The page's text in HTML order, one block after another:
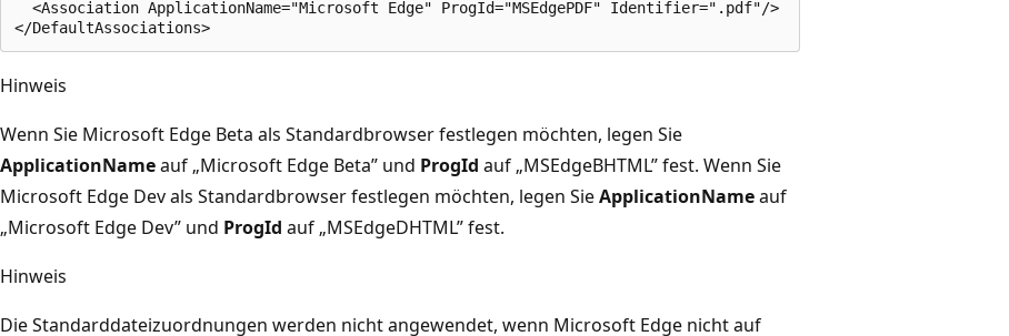
  <Association ApplicationName="Microsoft Edge" ProgId="MSEdgePDF" Identifier=".pdf"/>
Hinweis
Wenn Sie Microsoft Edge Beta als Standardbrowser festlegen möchten, legen Sie
ApplicationNameauf „Microsoft Edge Beta” und ProgId auf „MSEdgeBHTML” fest. Wenn Sie
Microsoft Edge Dev als Standardbrowser festlegen möchten, legen SieApplicationNameauf
„Microsoft Edge Dev” und ProgId auf „MSEdgeDHTML” fest.
Hinweis
Die Standarddateizuordnungen werden nicht angewendet, wenn Microsoft Edge nicht auf